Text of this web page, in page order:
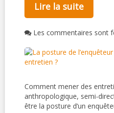
Lire la suite
Les commentaires sont
Comment mener des
anthropologique, semi-
être la posture d’un